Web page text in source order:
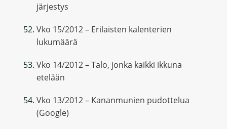
järjestys
Vko 15/2012 – Erilaisten kalenterien
lukumäärä
Vko 14/2012 – Talo, jonka kaikki ikkuna
etelään
Vko 13/2012 – Kananmunien pudottelua
(Google)